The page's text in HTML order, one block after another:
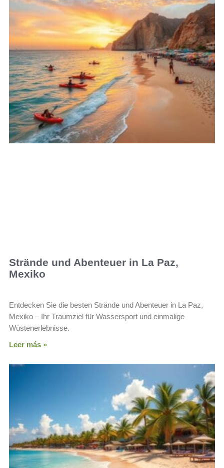
Strände und Abenteuer in La Paz,
Mexiko
Entdecken Sie die besten Strände und Abenteuer in La Paz,
Mexiko – Ihr Traumziel für Wassersport und einmalige
Wüstenerlebnisse.
Leer más »